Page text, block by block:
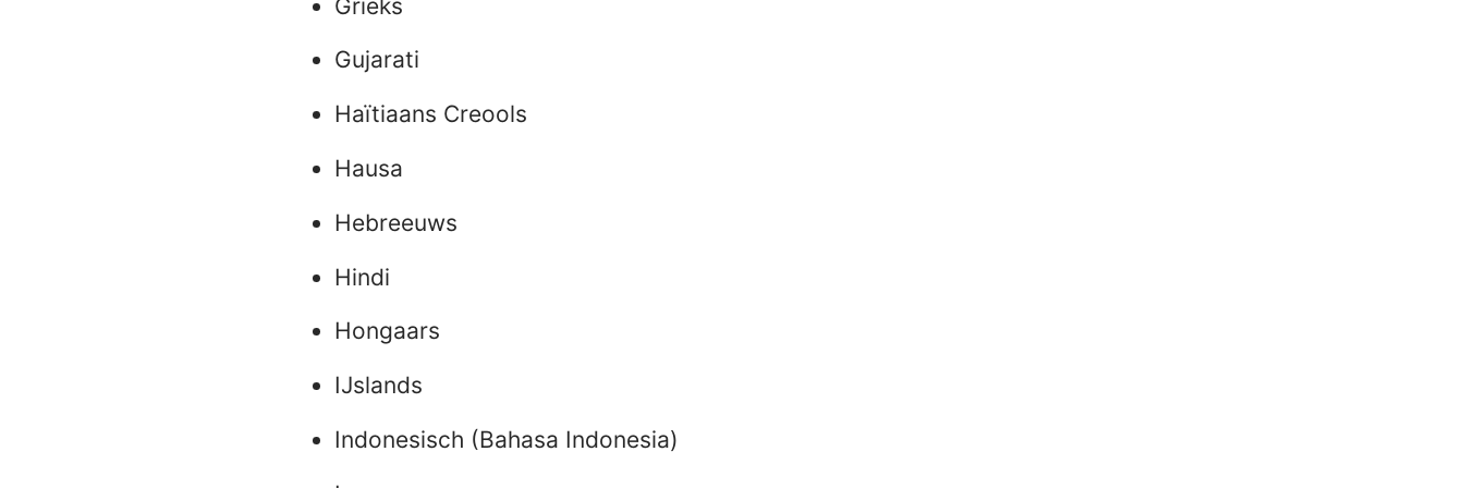
Grieks
Gujarati
Haïtiaans Creools
Hausa
Hebreeuws
Hindi
Hongaars
IJslands
Indonesisch (Bahasa Indonesia)